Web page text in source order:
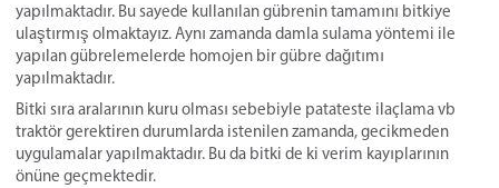
yapılmaktadır. Bu sayede kullanılan gübrenin tamamını bitkiye
ulaştırmış olmaktayız. Aynı zamanda damla sulama yöntemi ile
yapılan gübrelemelerde homojen bir gübre dağıtımı
yapılmaktadır.
Bitki sıra aralarının kuru olması sebebiyle patateste ilaçlama vb
traktör gerektiren durumlarda istenilen zamanda, gecikmeden
uygulamalar yapılmaktadır. Bu da bitki de ki verim kayıplarının
önüne geçmektedir.